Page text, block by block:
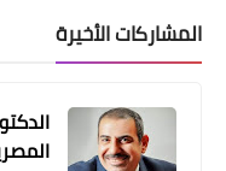
المشاركات الأخيرة